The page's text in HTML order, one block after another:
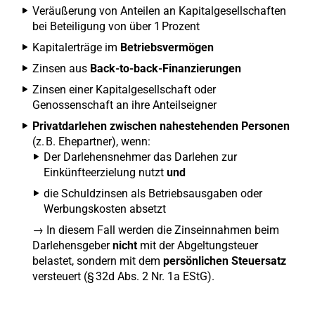
Veräußerung von Anteilen an Kapitalgesellschaften
bei Beteiligung von über 1 Prozent
Kapitalerträge im Betriebsvermögen
Zinsen aus Back-to-back-Finanzierungen
Zinsen einer Kapitalgesellschaft oder
Genossenschaft an ihre Anteilseigner
Privatdarlehen zwischen nahestehenden Personen
(z. B. Ehepartner), wenn:
Der Darlehensnehmer das Darlehen zur
Einkünfteerzielung nutzt und
die Schuldzinsen als Betriebsausgaben oder
Werbungskosten absetzt
→ In diesem Fall werden die Zinseinnahmen beim
Darlehensgebernichtmit der Abgeltungsteuer
belastet, sondern mit dem persönlichen Steuersatz
versteuert (§ 32d Abs. 2 Nr. 1a EStG).